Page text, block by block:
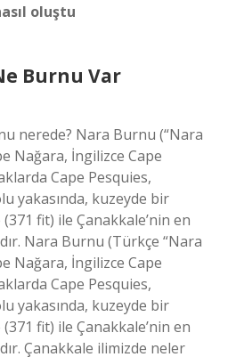
oluştu
Burnu Var
nerede? Nara Burnu (“Nara
Nağara, İngilizce Cape
Cape Pesquies,
yakasında, kuzeyde bir
fit) ile Çanakkale’nin en
Nara Burnu (Türkçe “Nara
Nağara, İngilizce Cape
Cape Pesquies,
yakasında, kuzeyde bir
fit) ile Çanakkale’nin en
Çanakkale ilimizde neler